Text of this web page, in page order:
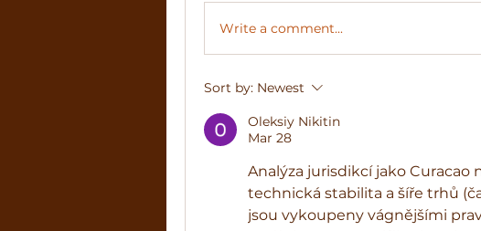
Write a comment...
Sort by: Newest
Oleksiy Nikitin
Mar 28
Analýza jurisdikcí jako Curacao
technická stabilita a šíře trhů
jsou vykoupeny vágnějšími